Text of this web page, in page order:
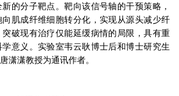
的分子靶点。靶向该信号轴的干预策略，
肌成纤维细胞转分化，实现从源头减少纤
破现有治疗仅能延缓病情的局限，具有重
意义。实验室韦云耿博士后和博士研究生
潇潇教授为通讯作者。